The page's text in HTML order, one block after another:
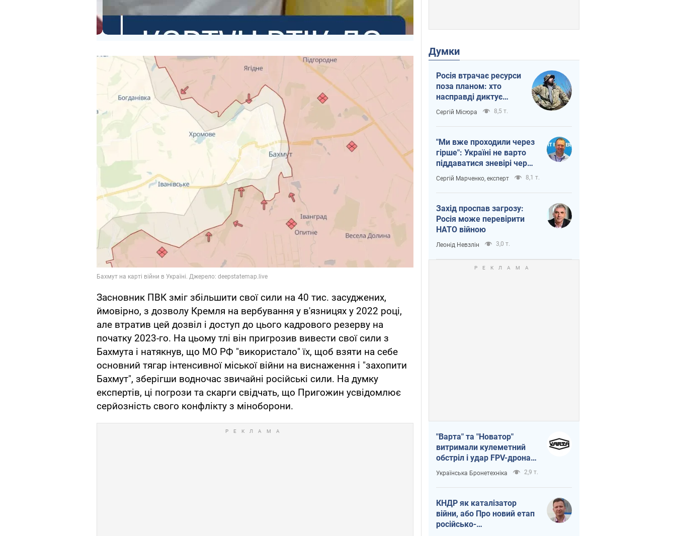
Засновник ПВК зміг збільшити свої сили на 40 тис. засуджених,
ймовірно, з дозволу Кремля на вербування у в'язницях у 2022 році,
але втратив цей дозвіл і доступ до цього кадрового резерву на
початку 2023-го. На цьому тлі він пригрозив вивести свої сили з
Бахмута і натякнув, що МО РФ "використало" їх, щоб взяти на себе
основний тягар інтенсивної міської війни на виснаження і "захопити
Бахмут", зберігши водночас звичайні російські сили. На думку
експертів, ці погрози та скарги свідчать, що Пригожин усвідомлює
серйозність свого конфлікту з міноборони.
Думки
Росія втрачає ресурси
поза планом: хто
насправді диктує
темп війни
Сергій Місюра 8,5 т.
"Ми вже проходили через
гірше": Україні не варто
піддаватися зневірі через
ракетний терор
Сергій Марченко, експерт 8,1 т.
Захід проспав загрозу:
Росія може перевірити
НАТО війною
Леонід Невзлін 3,0 т.
"Варта" та "Новатор"
витримали кулеметний
обстріл і удар FPV-дрона,
врятувавши життя
офіцеру ЗСУ
Українська Бронетехніка 2,9 т.
КНДР як каталізатор
війни, або Про новий етап
російсько-